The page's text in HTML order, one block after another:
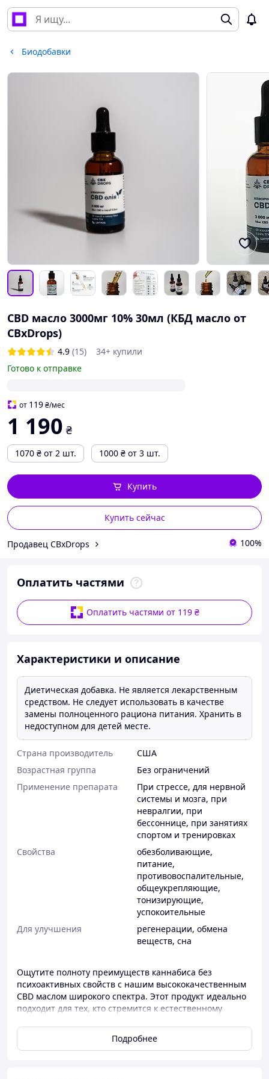
Биодобавки
CBD масло 3000мг 10% 30мл (КБД масло от
CBxDrops)
4.9 (15)
34+ купили
Готово к отправке
от 119₴/мес
1 190 ₴
1070 ₴ от 2 шт. 1000 ₴ от 3 шт.
Купить сейчас
Купить
Продавец CBxDrops 100%
Оплатить частями
Оплатить частями от 119 ₴
Характеристики и описание
Диетическая добавка. Не является лекарственным
средством. Не следует использовать в качестве
замены полноценного рациона питания. Хранить в
недоступном для детей месте.
Страна производитель
США
Возрастная группа
Без ограничений
Применение препарата
При стрессе, для нервной
системы и мозга, при
невралгии, при
бессоннице, при занятиях
спортом и тренировках
Свойства
обезболивающие,
питание,
противовоспалительные,
общеукрепляющие,
тонизирующие,
успокоительные
Для улучшения
регенерации, обмена
веществ, сна
Ощутите полноту преимуществ каннабиса без
психоактивных свойств с нашим высококачественным
CBD маслом широкого спектра. Этот продукт идеально
подходит для тех, кто стремится к естественному
эффект многих компонентов конопли.
Ключевые особенности:
Подробнее